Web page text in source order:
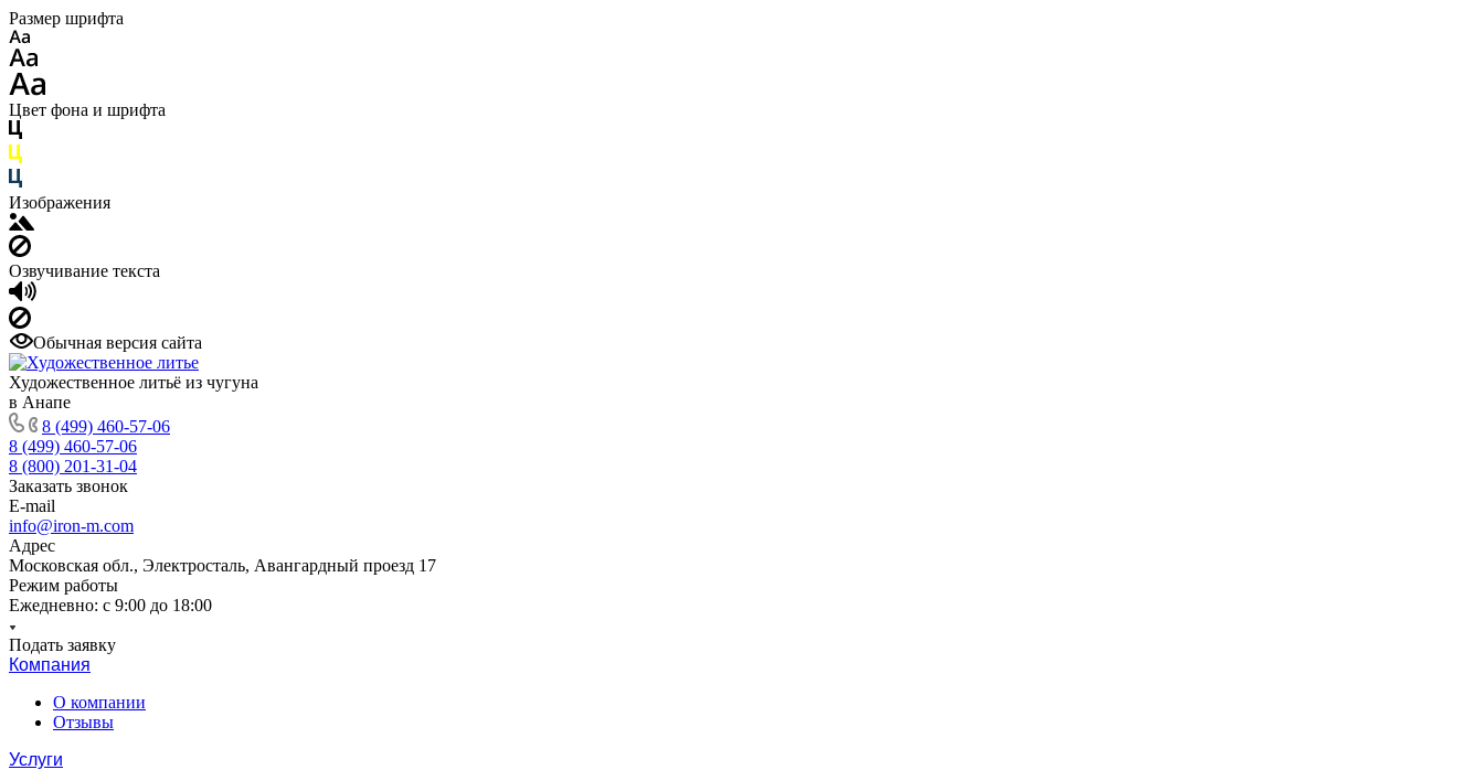
Размер шрифта
Цвет фона и шрифта
Изображения
Озвучивание текста
Обычная версия сайта
Художественное литьё из чугуна
в Анапе
8 (499) 460-57-06
8 (499) 460-57-06
8 (800) 201-31-04
Заказать звонок
E-mail
info@iron-m.com
Адрес
Московская обл., Электросталь, Авангардный проезд 17
Режим работы
Ежедневно: с 9:00 до 18:00
Подать заявку
Компания
О компании
Отзывы
Услуги